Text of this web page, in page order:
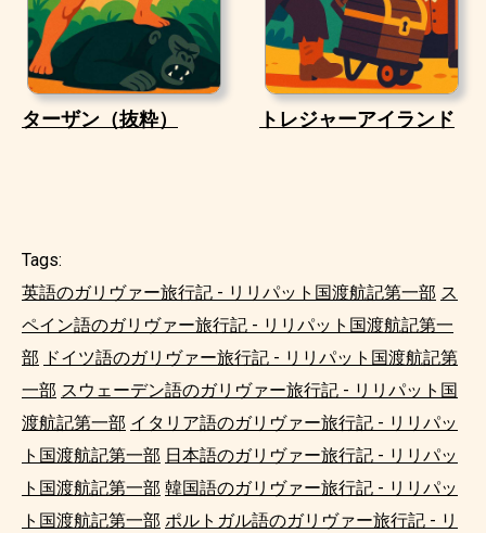
ターザン（抜粋） トレジャーアイランド
Tags:
英語のガリヴァー旅行記 - リリパット国渡航記第一部 ス
ペイン語のガリヴァー旅行記 - リリパット国渡航記第一
部 ドイツ語のガリヴァー旅行記 - リリパット国渡航記第
一部 スウェーデン語のガリヴァー旅行記 - リリパット国
渡航記第一部 イタリア語のガリヴァー旅行記 - リリパッ
ト国渡航記第一部 日本語のガリヴァー旅行記 - リリパッ
ト国渡航記第一部 韓国語のガリヴァー旅行記 - リリパッ
ト国渡航記第一部 ポルトガル語のガリヴァー旅行記 - リ